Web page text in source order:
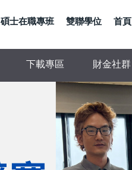
碩士在職專班 雙聯學位 首頁
下載專區 財金社群